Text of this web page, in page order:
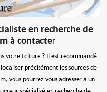
en recherche de
à contacter
votre toiture ? Il est recommandé
précisément les sources de
vous pourrez vous adresser à un